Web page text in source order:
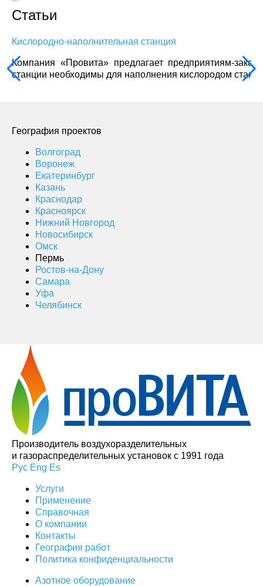
Статьи
Кислородно-наполнительная станция
Компания «Провита» предлагает предприятиям-
станции необходимы для наполнения кислородом
География проектов
Волгоград
Воронеж
Екатеринбург
Казань
Краснодар
Красноярск
Нижний Новгород
Новосибирск
Омск
Пермь
Ростов-на-Дону
Самара
Уфа
Челябинск
Производитель воздухоразделительных
и газораспределительных установок с 1991 года
Рус Eng Es
Услуги
Применение
Справочная
О компании
Контакты
География работ
Политика конфиденциальности
Азотное оборудование